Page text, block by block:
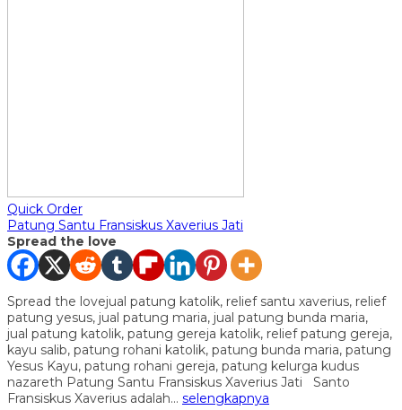
Quick Order
Patung Santu Fransiskus Xaverius Jati
Spread the love
Spread the lovejual patung katolik, relief santu xaverius, relief
patung yesus, jual patung maria, jual patung bunda maria,
jual patung katolik, patung gereja katolik, relief patung gereja,
kayu salib, patung rohani katolik, patung bunda maria, patung
Yesus Kayu, patung rohani gereja, patung kelurga kudus
nazareth Patung Santu Fransiskus Xaverius Jati Santo
Fransiskus Xaverius adalah… selengkapnya